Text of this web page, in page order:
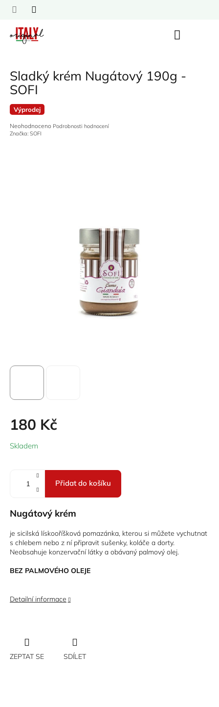
Nákupní
Sladký krém Nugátový 190g -
SOFI
Výprodej
Průměrné
hodnocení
Neohodnoceno Podrobnosti hodnocení
Značka: SOFI
180 Kč
cena:
Skladem
Přidat do košíku
Nugátový krém
je sicilská lískooříšková pomazánka, kterou si můžete vychutnat
s chlebem nebo z ní připravit sušenky, koláče a dorty.
Neobsahuje konzervační látky a obávaný palmový olej.
BEZ PALMOVÉHO OLEJE
Detailní informace
ZEPTAT SE SDÍLET